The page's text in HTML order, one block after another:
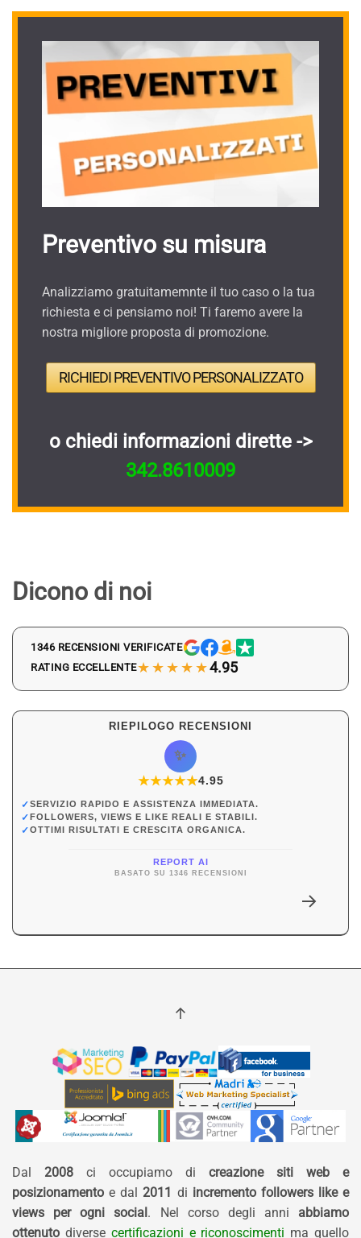
Preventivo su misura
Analizziamo gratuitamemnte il tuo caso o la tua
richiesta e ci pensiamo noi! Ti faremo avere la
nostra migliore proposta di promozione.
RICHIEDI PREVENTIVO PERSONALIZZATO
o chiedi informazioni dirette ->
342.8610009
Dicono di noi
1346 RECENSIONI VERIFICATE
RATING ECCELLENTE★★★★★4.95
RIEPILOGO RECENSIONI
✨
★★★★★
★4.95
✓SERVIZIO RAPIDO E ASSISTENZA IMMEDIATA.
✓FOLLOWERS, VIEWS E LIKE REALI E STABILI.
✓OTTIMI RISULTATI E CRESCITA ORGANICA.
REPORT AI
BASATO SU 1346 RECENSIONI
Dal 2008 ci occupiamo di creazione siti web e
posizionamento e dal 2011 di incremento followers like e
views per ogni social. Nel corso degli anni abbiamo
ottenuto diverse certificazioni e riconoscimenti ma quello